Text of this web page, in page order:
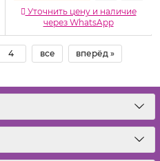
Уточнить цену и наличие
через WhatsApp
4 все вперёд »